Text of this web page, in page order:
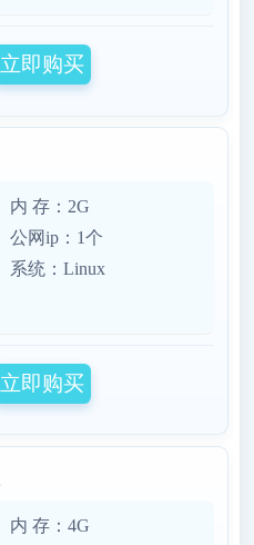
立即购买
内 存：2G
公网ip：1个
系统：Linux
立即购买
内 存：4G